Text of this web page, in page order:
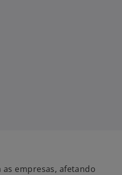
empresas, afetando